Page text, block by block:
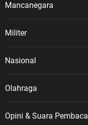
Mancanegara
Militer
Nasional
Olahraga
Opini & Suara Pembaca